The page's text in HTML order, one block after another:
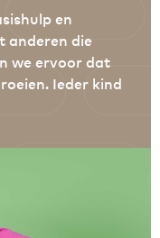
en
anderen die
we ervoor dat
Ieder kind